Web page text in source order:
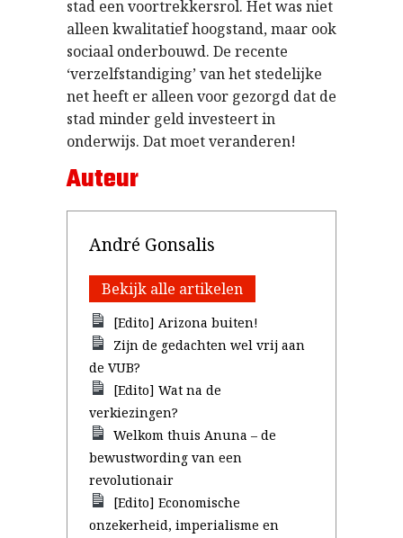
stad een voortrekkersrol. Het was niet
alleen kwalitatief hoogstand, maar ook
sociaal onderbouwd. De recente
‘verzelfstandiging’ van het stedelijke
net heeft er alleen voor gezorgd dat de
stad minder geld investeert in
onderwijs. Dat moet veranderen!
Auteur
André Gonsalis
Bekijk alle artikelen
[Edito] Arizona buiten!
Zijn de gedachten wel vrij aan
de VUB?
[Edito] Wat na de
verkiezingen?
Welkom thuis Anuna – de
bewustwording van een
revolutionair
[Edito] Economische
onzekerheid, imperialisme en